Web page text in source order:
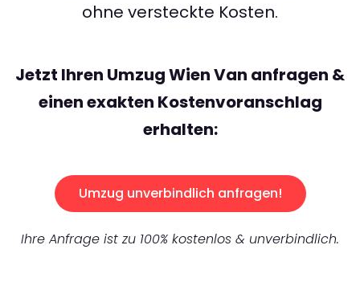
ohne versteckte Kosten.
Jetzt Ihren Umzug Wien Van anfragen &
einen exakten Kostenvoranschlag
erhalten:
Umzug unverbindlich anfragen!
Ihre Anfrage ist zu 100% kostenlos & unverbindlich.